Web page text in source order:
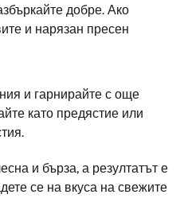
добре. Ако
и нарязан пресен
и гарнирайте с още
като предястие или
и бърза, а резултатът е
се на вкуса на свежите